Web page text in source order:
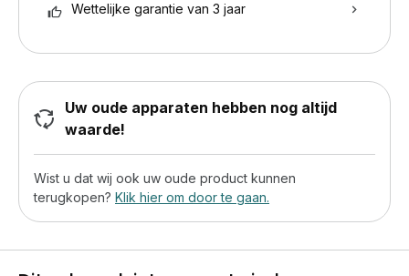
Wettelijke garantie van 3 jaar
Uw oude apparaten hebben nog altijd
waarde!
Wist u dat wij ook uw oude product kunnen
terugkopen? Klik hier om door te gaan.